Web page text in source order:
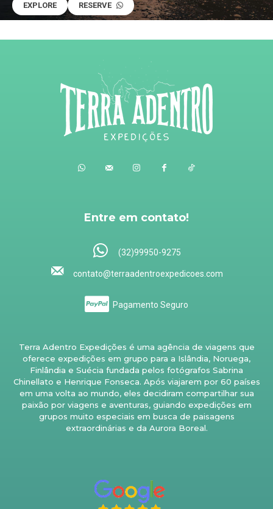
EXPLORE RESERVE
Entre em contato!
(32)99950-9275
contato@terraadentroexpedicoes.com
Pagamento Seguro
Terra Adentro Expedições é uma agência de viagens que
oferece expedições em grupo para a Islândia, Noruega,
Finlândia e Suécia fundada pelos fotógrafos Sabrina
Chinellato e Henrique Fonseca. Após viajarem por 60 países
em uma volta ao mundo, eles decidiram compartilhar sua
paixão por viagens e aventuras, guiando expedições em
grupos muito especiais em busca de paisagens
extraordinárias e da Aurora Boreal.